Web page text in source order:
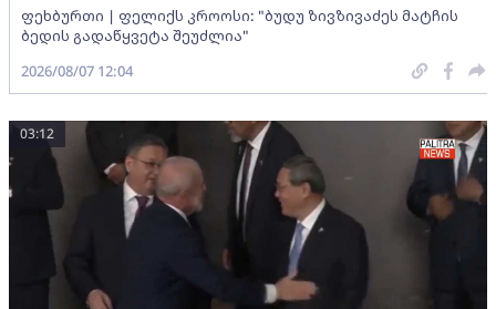
ფეხბურთი | ფელიქს კროოსი: "ბუდუ ზივზივაძეს მატჩის
ბედის გადაწყვეტა შეუძლია"
2026/08/07 12:04
03:12